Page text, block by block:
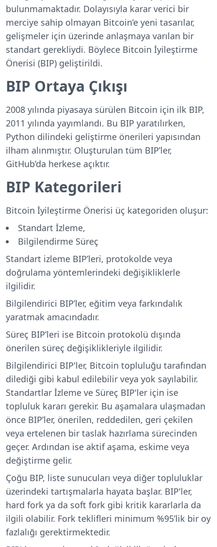
bulunmamaktadır. Dolayısıyla karar verici bir
merciye sahip olmayan Bitcoin’e yeni tasarılar,
gelişmeler için üzerinde anlaşmaya varılan bir
standart gerekliydi. Böylece Bitcoin İyileştirme
Önerisi (BIP) geliştirildi.
BIP Ortaya Çıkışı
2008 yılında piyasaya sürülen Bitcoin için ilk BIP,
2011 yılında yayımlandı. Bu BIP yaratılırken,
Python dilindeki geliştirme önerileri yapısından
ilham alınmıştır. Oluşturulan tüm BIP’ler,
GitHub’da herkese açıktır.
BIP Kategorileri
Bitcoin İyileştirme Önerisi üç kategoriden oluşur:
Standart İzleme,
Bilgilendirme Süreç
Standart izleme BIP’leri, protokolde veya
doğrulama yöntemlerindeki değişikliklerle
ilgilidir.
Bilgilendirici BIP’ler, eğitim veya farkındalık
yaratmak amacındadır.
Süreç BIP’leri ise Bitcoin protokolü dışında
önerilen süreç değişiklikleriyle ilgilidir.
Bilgilendirici BIP'ler, Bitcoin topluluğu tarafından
dilediği gibi kabul edilebilir veya yok sayılabilir.
Standartlar İzleme ve Süreç BIP'ler için ise
topluluk kararı gerekir. Bu aşamalara ulaşmadan
önce BIP’ler, önerilen, reddedilen, geri çekilen
veya ertelenen bir taslak hazırlama sürecinden
geçer. Ardından ise aktif aşama, eskime veya
değiştirme gelir.
Çoğu BIP, liste sunucuları veya diğer topluluklar
üzerindeki tartışmalarla hayata başlar. BIP'ler,
hard fork ya da soft fork gibi kritik kararlarla da
ilgili olabilir. Fork teklifleri minimum %95’lik bir oy
fazlalığı gerektirmektedir.